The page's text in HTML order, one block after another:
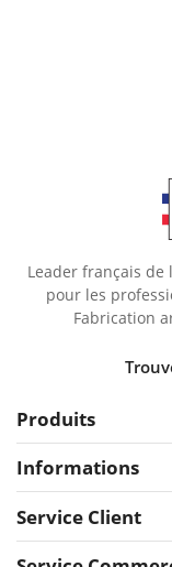
Leader français de
pour les
Fabrication
Produits
Informations
Service Client